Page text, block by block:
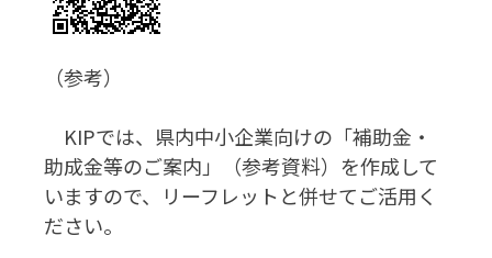
（参考）
KIPでは、県内中小企業向けの「補助金・
助成金等のご案内」（参考資料）を作成して
いますので、リーフレットと併せてご活用く
ださい。